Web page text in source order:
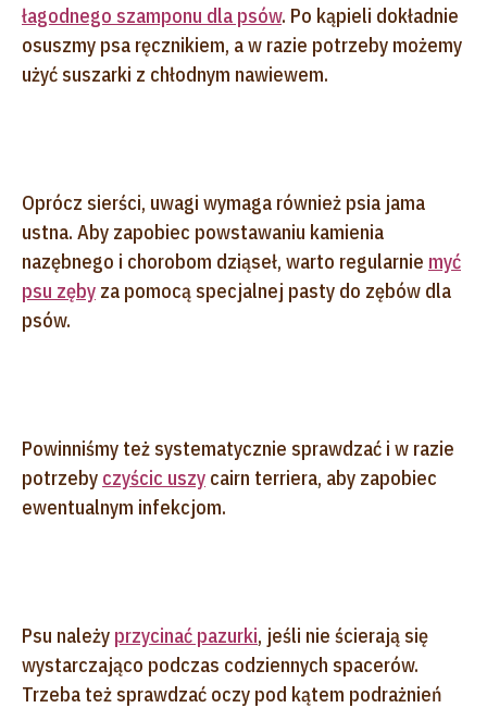
łagodnego szamponu dla psów. Po kąpieli dokładnie
osuszmy psa ręcznikiem, a w razie potrzeby możemy
użyć suszarki z chłodnym nawiewem.
Oprócz sierści, uwagi wymaga również psia jama
ustna. Aby zapobiec powstawaniu kamienia
nazębnego i chorobom dziąseł, warto regularnie myć
psu zęby za pomocą specjalnej pasty do zębów dla
psów.
Powinniśmy też systematycznie sprawdzać i w razie
potrzeby czyścic uszy cairn terriera, aby zapobiec
ewentualnym infekcjom.
Psu należy przycinać pazurki, jeśli nie ścierają się
wystarczająco podczas codziennych spacerów.
Trzeba też sprawdzać oczy pod kątem podrażnień